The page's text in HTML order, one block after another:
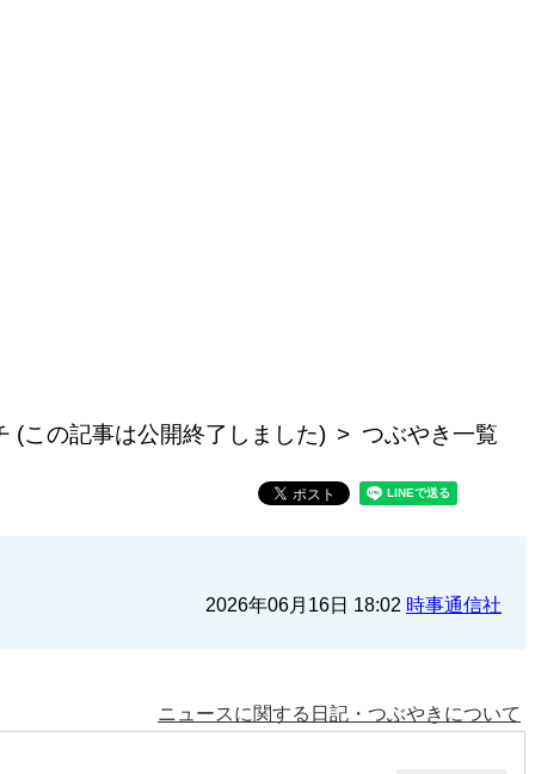
(この記事は公開終了しました) つぶやき一覧
2026年06月16日 18:02 時事通信社
ニュースに関する日記・つぶやきについて